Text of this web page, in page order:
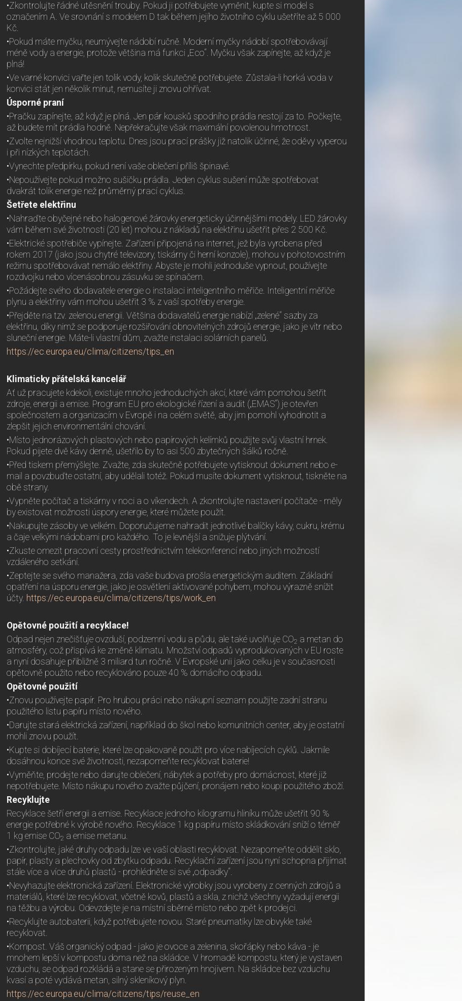
•Zkontrolujte řádné utěsnění trouby. Pokud ji potřebujete vyměnit, kupte si model s
označením A. Ve srovnání s modelem D tak během jejího životního cyklu ušetříte až 5 000
Kč.
•Pokud máte myčku, neumývejte nádobí ručně. Moderní myčky nádobí spotřebovávají
méně vody a energie, protože většina má funkci „Eco“. Myčku však zapínejte, až když je
plná!
•Ve varné konvici vařte jen tolik vody, kolik skutečně potřebujete. Zůstala-li horká voda v
konvici stát jen několik minut, nemusíte ji znovu ohřívat.
Úsporné praní
•Pračku zapínejte, až když je plná. Jen pár kousků spodního prádla nestojí za to. Počkejte,
až budete mít prádla hodně. Nepřekračujte však maximální povolenou hmotnost.
•Zvolte nejnižší vhodnou teplotu. Dnes jsou prací prášky již natolik účinné, že oděvy vyperou
i při nízkých teplotách.
•Vynechte předpírku, pokud není vaše oblečení příliš špinavé.
•Nepoužívejte pokud možno sušičku prádla. Jeden cyklus sušení může spotřebovat
dvakrát tolik energie než průměrný prací cyklus.
Šetřete elektřinu
•Nahraďte obyčejné nebo halogenové žárovky energeticky účinnějšími modely. LED žárovky
vám během své životnosti (20 let) mohou z nákladů na elektřinu ušetřit přes 2 500 Kč.
•Elektrické spotřebiče vypínejte. Zařízení připojená na internet, jež byla vyrobena před
rokem 2017 (jako jsou chytré televizory, tiskárny či herní konzole), mohou v pohotovostním
režimu spotřebovávat nemálo elektřiny. Abyste je mohli jednoduše vypnout, používejte
rozdvojku nebo vícenásobnou zásuvku se spínačem.
•Požádejte svého dodavatele energie o instalaci inteligentního měřiče. Inteligentní měřiče
plynu a elektřiny vám mohou ušetřit 3 % z vaší spotřeby energie.
•Přejděte na tzv. zelenou energii. Většina dodavatelů energie nabízí „zelené“ sazby za
elektřinu, díky nimž se podporuje rozšiřování obnovitelných zdrojů energie, jako je vítr nebo
sluneční energie. Máte-li vlastní dům, zvažte instalaci solárních panelů.
https://ec.europa.eu/clima/citizens/tips_en
Klimaticky přátelská kancelář
Ať už pracujete kdekoli, existuje mnoho jednoduchých akcí, které vám pomohou šetřit
zdroje, energii a emise. Program EU pro ekologické řízení a audit („EMAS“) je otevřen
společnostem a organizacím v Evropě i na celém světě, aby jim pomohl vyhodnotit a
zlepšit jejich environmentální chování.
•Místo jednorázových plastových nebo papírových kelímků použijte svůj vlastní hrnek.
Pokud pijete dvě kávy denně, ušetřilo by to asi 500 zbytečných šálků ročně.
•Před tiskem přemýšlejte. Zvažte, zda skutečně potřebujete vytisknout dokument nebo e-
mail a povzbuďte ostatní, aby udělali totéž. Pokud musíte dokument vytisknout, tiskněte na
obě strany.
•Vypněte počítač a tiskárny v noci a o víkendech. A zkontrolujte nastavení počítače - měly
by existovat možnosti úspory energie, které můžete použít.
•Nakupujte zásoby ve velkém. Doporučujeme nahradit jednotlivé balíčky kávy, cukru, krému
a čaje velkými nádobami pro každého. To je levnější a snižuje plýtvání.
•Zkuste omezit pracovní cesty prostřednictvím telekonferencí nebo jiných možností
vzdáleného setkání.
•Zeptejte se svého manažera, zda vaše budova prošla energetickým auditem. Základní
opatření na úsporu energie, jako je osvětlení aktivované pohybem, mohou výrazně snížit
účty. https://ec.europa.eu/clima/citizens/tips/work_en
Opětovné použití a recyklace!
Odpad nejen znečišťuje ovzduší, podzemní vodu a půdu, ale také uvolňuje CO2 a metan do
atmosféry, což přispívá ke změně klimatu. Množství odpadů vyprodukovaných v EU roste
a nyní dosahuje přibližně 3 miliard tun ročně. V Evropské unii jako celku je v současnosti
opětovně použito nebo recyklováno pouze 40 % domácího odpadu.
Opětovné použití
•Znovu používejte papír. Pro hrubou práci nebo nákupní seznam použijte zadní stranu
použitého listu papíru místo nového.
•Darujte stará elektrická zařízení, například do škol nebo komunitních center, aby je ostatní
mohli znovu použít.
•Kupte si dobíjecí baterie, které lze opakovaně použít pro více nabíjecích cyklů. Jakmile
dosáhnou konce své životnosti, nezapomeňte recyklovat baterie!
•Vyměňte, prodejte nebo darujte oblečení, nábytek a potřeby pro domácnost, které již
nepotřebujete. Místo nákupu nového zvažte půjčení, pronájem nebo koupi použitého zboží.
Recyklujte
Recyklace šetří energii a emise. Recyklace jednoho kilogramu hliníku může ušetřit 90 %
energie potřebné k výrobě nového. Recyklace 1 kg papíru místo skládkování sníží o téměř
1 kg emise CO2 a emise metanu.
•Zkontrolujte, jaké druhy odpadu lze ve vaší oblasti recyklovat. Nezapomeňte oddělit sklo,
papír, plasty a plechovky od zbytku odpadu. Recyklační zařízení jsou nyní schopna přijímat
stále více a více druhů plastů - prohlédněte si své „odpadky“.
•Nevyhazujte elektronická zařízení. Elektronické výrobky jsou vyrobeny z cenných zdrojů a
materiálů, které lze recyklovat, včetně kovů, plastů a skla, z nichž všechny vyžadují energii
na těžbu a výrobu. Odevzdejte je na místní sběrné místo nebo zpět k prodejci.
•Recyklujte autobaterii, když potřebujete novou. Staré pneumatiky lze obvykle také
recyklovat.
•Kompost. Váš organický odpad - jako je ovoce a zelenina, skořápky nebo káva - je
mnohem lepší v kompostu doma než na skládce. V hromadě kompostu, který je vystaven
vzduchu, se odpad rozkládá a stane se přirozeným hnojivem. Na skládce bez vzduchu
kvasí a poté vydává metan, silný skleníkový plyn.
https://ec.europa.eu/clima/citizens/tips/reuse_en